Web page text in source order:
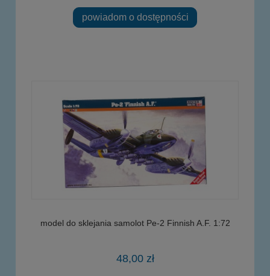
powiadom o dostępności
model do sklejania samolot Pe-2 Finnish A.F. 1:72
48,00 zł